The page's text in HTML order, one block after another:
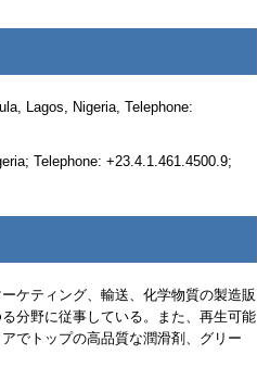
Lagos, Nigeria, Telephone:
Telephone: +23.4.1.461.4500.9;
ケティング、輸送、化学物質の製造販
分野に従事している。また、再生可能
でトップの高品質な潤滑剤、グリー